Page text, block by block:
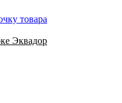
товара
Эквадор